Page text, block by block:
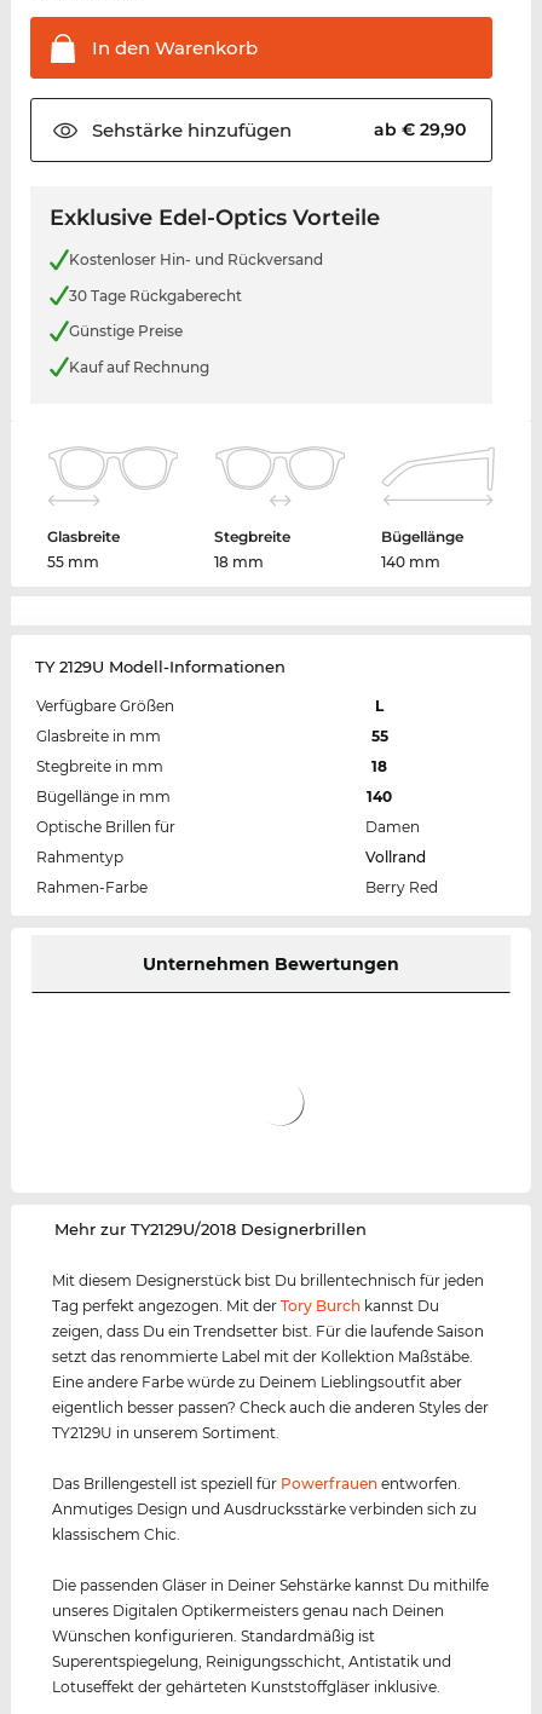
In den Warenkorb
Sehstärkehinzufügen ab € 29,90
Exklusive Edel-Optics Vorteile
Kostenloser Hin- und Rückversand
30 Tage Rückgaberecht
Günstige Preise
Kauf auf Rechnung
Glasbreite
55 mm
Stegbreite
18 mm
Bügellänge
140 mm
TY 2129U Modell-Informationen
Verfügbare Größen
L
Glasbreite in mm
55
Stegbreite in mm
18
Bügellänge in mm
140
Optische Brillen für
Damen
Rahmentyp
Vollrand
Rahmen-Farbe
Berry Red
Unternehmen Bewertungen
‌Mehr zur TY2129U/2018 Designerbrillen
Mit diesem Designerstück bist Du brillentechnisch für jeden
Tag perfekt angezogen. Mit derTory Burch kannst Du
zeigen, dass Du ein Trendsetter bist. Für die laufende Saison
setzt das renommierte Label mit der Kollektion Maßstäbe.
Eine andere Farbe würde zu Deinem Lieblingsoutfit aber
eigentlich besser passen? Check auch die anderen Styles der
TY2129U in unserem Sortiment.
Das Brillengestell ist speziell für Powerfrauen entworfen.
Anmutiges Design und Ausdrucksstärke verbinden sich zu
klassischem Chic.
Die passenden Gläser in Deiner Sehstärke kannst Du mithilfe
unseres Digitalen Optikermeisters genau nach Deinen
Wünschen konfigurieren. Standardmäßig ist
Superentspiegelung, Reinigungsschicht, Antistatik und
Lotuseffekt der gehärteten Kunststoffgläser inklusive.